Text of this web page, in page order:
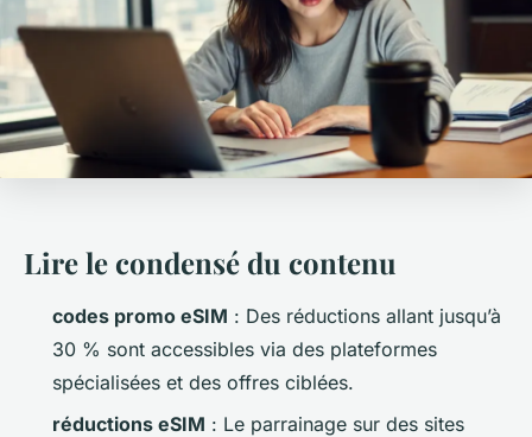
Lire le condensé du contenu
codes promo eSIM : Des réductions allant jusqu’à
30 % sont accessibles via des plateformes
spécialisées et des offres ciblées.
réductions eSIM : Le parrainage sur des sites